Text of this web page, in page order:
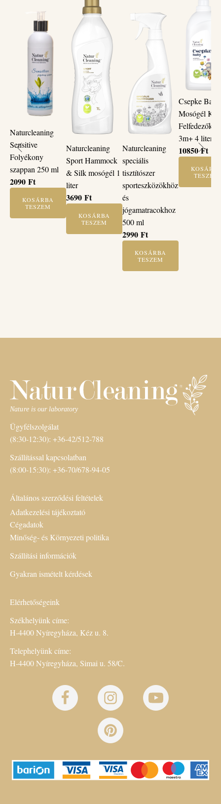
Naturcleaning
Sensitive
Folyékony
szappan 250 ml
2090 Ft
KOSÁRBA
TESZEM
Naturcleaning
Sport Hammock
& Silk mosógél 1
liter
3690 Ft
KOSÁRBA
TESZEM
Naturcleaning
speciális
tisztítószer
sporteszközökhöz
és
jógamatracokhoz
500 ml
2990 Ft
KOSÁRBA
TESZEM
Csepke Baby
Mosógél Kis
3m+ 4 liter
10850Ft
TESZEM
Ügyfélszolgálat
(8:30-12:30): +36-42/512-788
Szállítással kapcsolatban
(8:00-15:30): +36-70/678-94-05
Általános szerződési feltételek
Adatkezelési tájékoztató
Cégadatok
Minőség- és Környezeti politika
Szállítási információk
Gyakran ismételt kérdések
Elérhetőségeink
Székhelyünk címe:
H-4400 Nyíregyháza, Kéz u. 8.
Telephelyünk címe:
H-4400 Nyíregyháza, Simai u. 58/C.